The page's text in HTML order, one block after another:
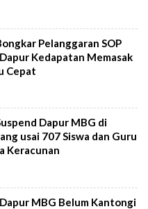
Pelanggaran SOP
Kedapatan Memasak
Cepat
Dapur MBG di
usai 707 Siswa dan Guru
Keracunan
MBG Belum Kantongi